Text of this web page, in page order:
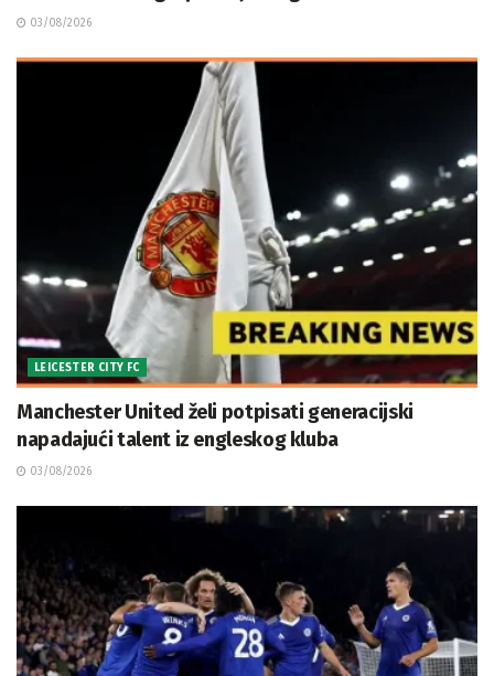
03/08/2026
LEICESTER CITY FC
Manchester United želi potpisati generacijski
napadajući talent iz engleskog kluba
03/08/2026